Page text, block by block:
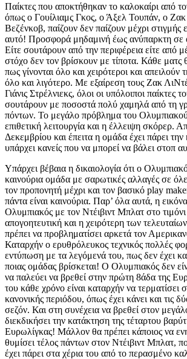
Παίκτες που αποκτήθηκαν το καλοκαίρι από
όπως ο Γουίλιαμς Γκος, ο Άξελ Τουπάν, ο
Βεζένκοβ, παίζουν δεν παίζουν μέχρι στιγμής
αυτό! Προσφορά μηδαμινή έως ανύπαρκτη σε
Είτε σουτάρουν από την περιφέρεια είτε από
στόχο δεν τον βρίσκουν με τίποτα. Κάθε ματς
πως γίνονται όλο και χειρότεροι και απειλούν
όλο και λιγότερο. Με εξαίρεση τους Ζακ
Γιάνις Στρέλνιεκς, όλοι οι υπόλοιποι παίκτες
σουτάρουν με ποσοστά πολύ χαμηλά από τη
πόντων. Το μεγάλο πρόβλημα του Ολυμπιακού
επιθετική λειτουργία και η έλλειψη σκόρερ.
Δεκεμβρίου και έπειτα η ομάδα έχει πάρει
υπάρχει κανείς που να μπορεί να βάλει στοπ
Υπάρχει βέβαια η δικαιολογία ότι ο
καινούρια ομάδα με σαρωτικές αλλαγές σε
τον προπονητή μέχρι και τον βασικό play
πάντα είναι καινούρια. Παρ’ όλα αυτά, η
Ολυμπιακός με τον Ντέιβιντ Μπλατ στο τιμόνι
απογοητευτική και η χειρότερη των
πρέπει να προβληματίσει αρκετά τον
Καταρχήν ο ερυθρόλευκος τεχνικός πολλές
εντύπωση με τα λεγόμενά του, πως δεν έχει
ποιας ομάδας βρίσκεται! Ο Ολυμπιακός δεν
να παλεύει να βρεθεί στην πρώτη 8άδα της
του κάθε χρόνο είναι καταρχήν να τερματίσει
κανονικής περιόδου, όπως έχει κάνει και τις
σεζόν. Και στη συνέχεια να βρεθεί στον
διεκδικήσει την κατάκτηση της τέταρτου
Ευρωλίγκας! Μάλλον θα πρέπει κάποιος να
θυμίσει τέλος πάντων στον Ντέιβιντ Μπλατ,
έχει πάρει στα χέρια του από το περασμένο